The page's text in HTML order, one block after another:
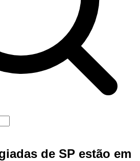
de SP estão em